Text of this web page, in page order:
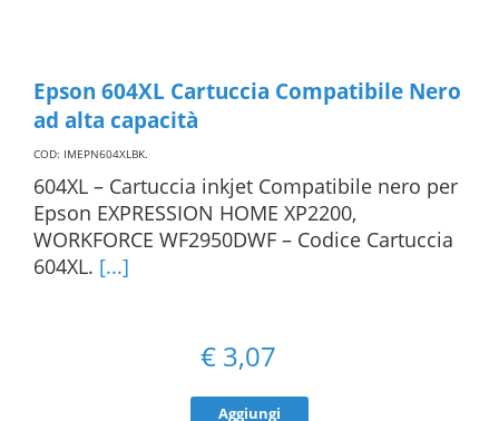
Epson 604XL Cartuccia Compatibile Nero
ad alta capacità
COD: IMEPN604XLBK.
604XL – Cartuccia inkjet Compatibile nero per
Epson EXPRESSION HOME XP2200,
WORKFORCE WF2950DWF – Codice Cartuccia
604XL. [...]
€ 3,07
Aggiungi